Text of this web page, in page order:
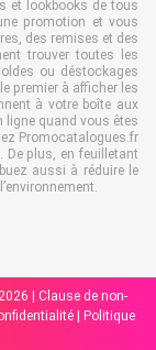
et lookbooks de tous
promotion et vous
des remises et des
trouver toutes les
ou déstockages
premier à afficher les
à votre boîte aux
ligne quand vous êtes
Promocatalogues.fr
plus, en feuilletant
aussi à réduire le
| Clause de non-
Politique